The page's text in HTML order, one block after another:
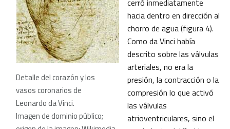
Detalle del corazón y los
vasos coronarios de
Leonardo da Vinci.
Imagen de dominio público;
cerró inmediatamente
hacia dentro en dirección al
chorro de agua (figura 4).
Como da Vinci había
descrito sobre las válvulas
arteriales, no era la
presión, la contracción o la
compresión lo que activó
las válvulas
atrioventriculares, sino el